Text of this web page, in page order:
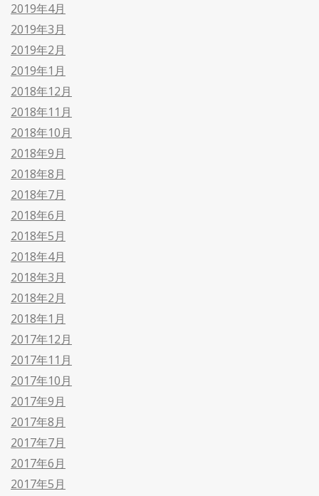
2019年4月
2019年3月
2019年2月
2019年1月
2018年12月
2018年11月
2018年10月
2018年9月
2018年8月
2018年7月
2018年6月
2018年5月
2018年4月
2018年3月
2018年2月
2018年1月
2017年12月
2017年11月
2017年10月
2017年9月
2017年8月
2017年7月
2017年6月
2017年5月